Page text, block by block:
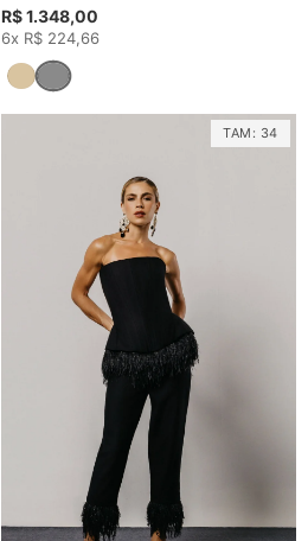
R$ 1.348,00
6x R$ 224,66
TAM: 34